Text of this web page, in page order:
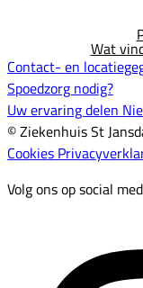
Wat
Contact- en
Spoedzorg nodig?
Uw ervaring delen
© Ziekenhuis St
Cookies
Volg ons op social